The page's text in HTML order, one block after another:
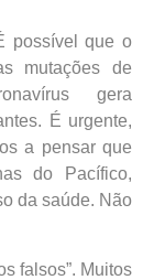
possível que o
mutações de
gera
É urgente,
a pensar que
do Pacífico,
da saúde. Não
falsos”. Muitos